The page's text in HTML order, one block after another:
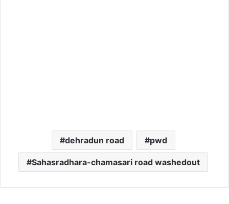
dehradun road pwd
Sahasradhara-chamasari road washedout